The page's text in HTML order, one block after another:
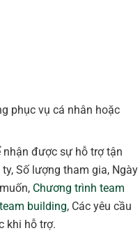
phục vụ cá nhân hoặc
được sự hỗ trợ tận
Số lượng tham gia, Ngày
Chương trình team
team building, Các yêu cầu
khi hỗ trợ.